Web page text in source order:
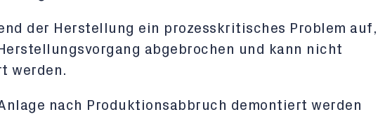
der Herstellung ein prozesskritisches Problem auf,
abgebrochen und kann nicht
werden.
nach Produktionsabbruch demontiert werden